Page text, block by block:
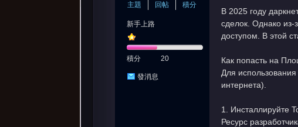
主題
回帖
積分
新手上路
積分 20
發消息
В 2025 году
сделок. Однако из-
доступом. В этой
Как попасть на
Для
интернета).
1. Инсталлируйте
Ресурс